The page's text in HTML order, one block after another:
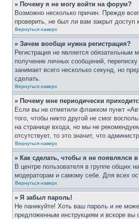
» Почему я не могу войти на форум?
Возможно несколько причин. Прежде
проверить, не был ли вам закрыт
Вернуться наверх
» Зачем вообще нужна регистрация?
Регистрация не является
получение личных сообщений,
занимает всего несколько секунд, но
сделать.
Вернуться наверх
» Почему мне периодически
Если вы не отметили флажком пункт
того, чтобы никто другой не смог
на странице входа, но мы не
отсутствует, то это значит, что
Вернуться наверх
» Как сделать, чтобы я не появлялся
В центре пользователя в группе общих
модераторам и самому себе. Для всех
Вернуться наверх
» Я забыл пароль!
Не паникуйте! Хоть ваш пароль и не
предложенным инструкциям и вскоре